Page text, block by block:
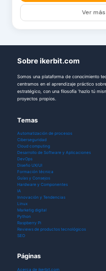
Ver
Sobre ikerbit.com
Somos una plataforma de conocimiento
centramos en el aprendizaje práctico
estratégico, con una filosofía 'hazlo tú
proyectos propios.
Temas
Automatización de procesos
Ciberseguridad
Cloud computing
Desarrollo de Software y Aplicaciones
DevOps
Diseño UX/UI
Formación técnica
Guías y Consejos
Hardware y Componentes
IA
Innovación y Tendencias
Linux
Marketig digital
Python
Raspberry Pi
Reviews de productos tecnológicos
SEO
Páginas
Acerca de ikerbit.com